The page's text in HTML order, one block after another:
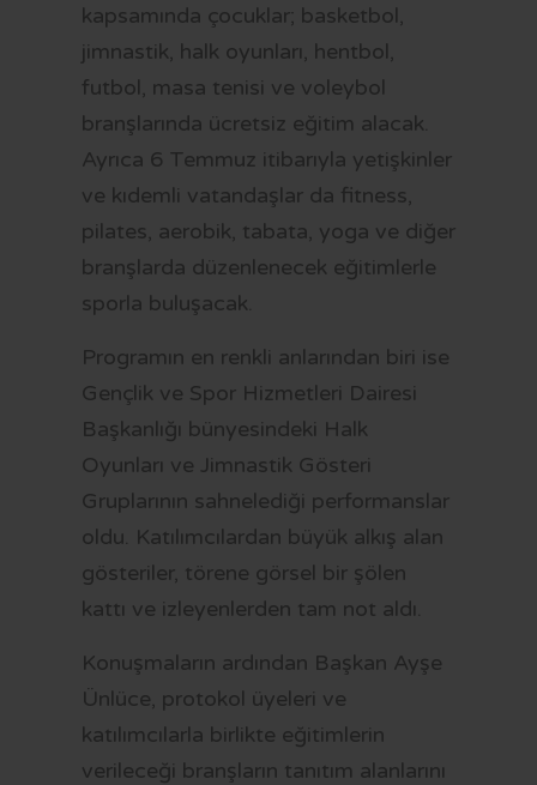
kapsamında çocuklar; basketbol,
jimnastik, halk oyunları, hentbol,
futbol, masa tenisi ve voleybol
branşlarında ücretsiz eğitim alacak.
Ayrıca 6 Temmuz itibarıyla yetişkinler
ve kıdemli vatandaşlar da fitness,
pilates, aerobik, tabata, yoga ve diğer
branşlarda düzenlenecek eğitimlerle
sporla buluşacak.
Programın en renkli anlarından biri ise
Gençlik ve Spor Hizmetleri Dairesi
Başkanlığı bünyesindeki Halk
Oyunları ve Jimnastik Gösteri
Gruplarının sahnelediği performanslar
oldu. Katılımcılardan büyük alkış alan
gösteriler, törene görsel bir şölen
kattı ve izleyenlerden tam not aldı.
Konuşmaların ardından Başkan Ayşe
Ünlüce, protokol üyeleri ve
katılımcılarla birlikte eğitimlerin
verileceği branşların tanıtım alanlarını